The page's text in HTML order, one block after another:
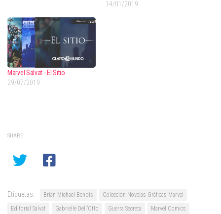
14/01/2019
Marvel Salvat - El Sitio
29/07/2019
SHARE
Etiquetas: Brian Michael Bendis
Colección Novelas Gráficas Marvel
Editorial Salvat
Gabrielle Dell’Otto Guerra Secreta
Marvel Comics